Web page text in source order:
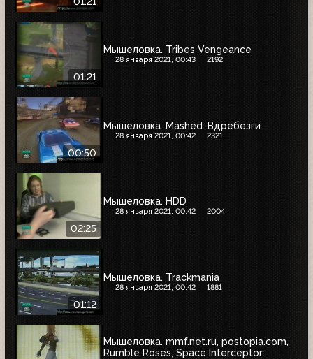
01:21
Мышеловка. Tribes Vengeance
28 января 2021, 00:43 2192
00:50
Мышеловка. Mashed: Вдребезги
28 января 2021, 00:42 2321
02:25
Мышеловка. HDD
28 января 2021, 00:42 2004
01:12
Мышеловка. Trackmania
28 января 2021, 00:42 1881
Мышеловка. mmf.net.ru, postopia.com,
Rumble Roses, Space Interceptor: